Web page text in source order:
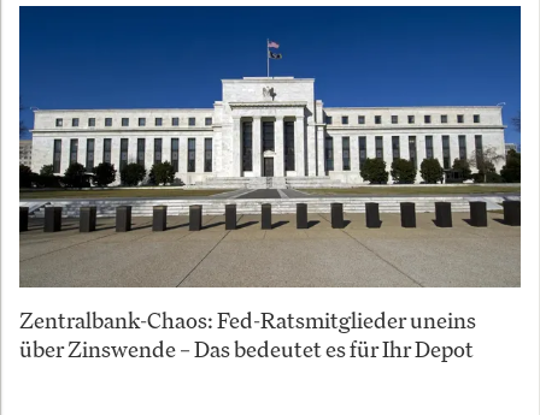
Zentralbank-Chaos: Fed-Ratsmitglieder uneins
über Zinswende – Das bedeutet es für Ihr Depot